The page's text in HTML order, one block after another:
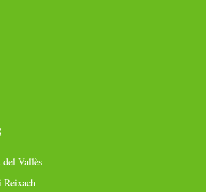
del Vallès
Reixach